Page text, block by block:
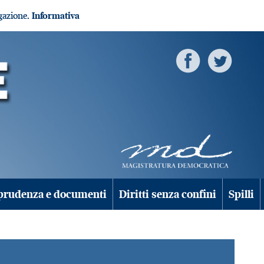
Informativa
e documenti Diritti senza confini Spilli